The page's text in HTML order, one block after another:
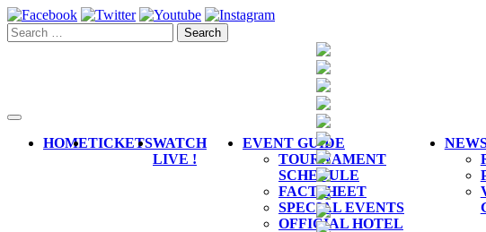
Toggle
navigationHOMETICKETSWATCH
LIVE !
EVENT GUIDE
TOURNAMENT
SCHEDULE
FACTSHEET
SPECIAL EVENTS
OFFICIAL HOTEL